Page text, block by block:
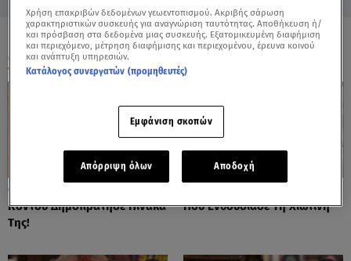
ΟΛΑ ΤΑ ΒΙΝΤΕΟ
Cash or Trash: Η Μάρω
Κοντού Δημοπράτησε Πίνακά
Της!
Που Ενθουσίασε Τη Χιωτίνη
Χρήση επακριβών δεδομένων γεωεντοπισμού. Ακριβής σάρωση
χαρακτηριστικών συσκευής για αναγνώριση ταυτότητας. Αποθήκευση ή/
και πρόσβαση στα δεδομένα μιας συσκευής. Εξατομικευμένη διαφήμιση
και περιεχόμενο, μέτρηση διαφήμισης και περιεχομένου, έρευνα κοινού
και ανάπτυξη υπηρεσιών.
Κατάλογος συνεργατών (προμηθευτές)
Εμφάνιση σκοπών
Απόρριψη όλων Αποδοχή